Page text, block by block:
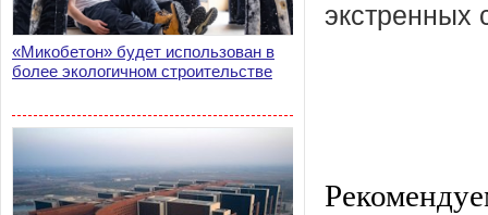
«Микобетон» будет использован в
более экологичном строительстве
экстренных